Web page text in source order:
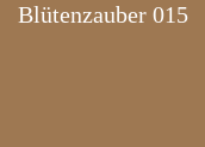
Blütenzauber 015